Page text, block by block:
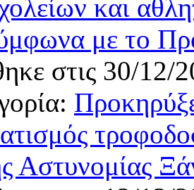
και
με το
στις 30/12/
Αστυνομίας